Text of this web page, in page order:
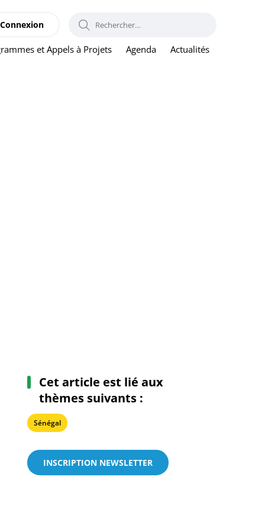
et Appels à Projets Agenda Actualités
Connexion RECHERCHER :
Cet article est lié aux
thèmes suivants :
Sénégal
INSCRIPTION NEWSLETTER